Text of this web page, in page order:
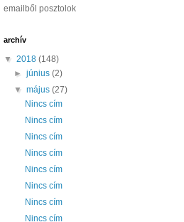
emailből posztolok
archív
▼ 2018 (148)
►június(2)
▼május(27)
Nincs cím
Nincs cím
Nincs cím
Nincs cím
Nincs cím
Nincs cím
Nincs cím
Nincs cím